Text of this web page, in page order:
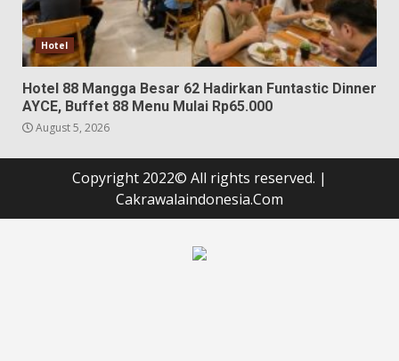
Hotel
Hotel 88 Mangga Besar 62 Hadirkan Funtastic Dinner
AYCE, Buffet 88 Menu Mulai Rp65.000
August 5, 2026
Copyright 2022© All rights reserved. |
Cakrawalaindonesia.Com